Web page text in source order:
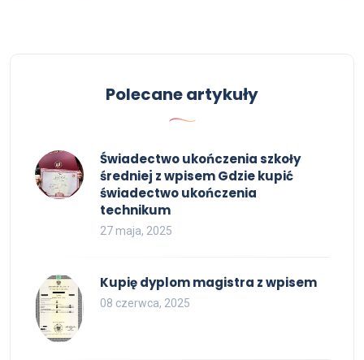
Polecane artykuły
Świadectwo ukończenia szkoły
średniej z wpisem Gdzie kupić
świadectwo ukończenia
technikum
27 maja, 2025
Kupię dyplom magistra z wpisem
08 czerwca, 2025